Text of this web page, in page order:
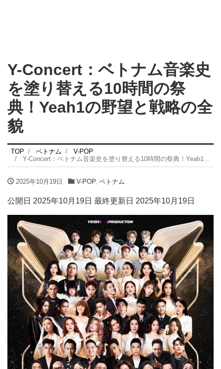
Y-Concert：ベトナム音楽史
を塗り替える10時間の祭
典！Yeah1の野望と戦略の全
貌
TOP ベトナム
V-POP
Y-Concert：ベトナム音楽史を塗り替える10時間の祭典！Yeah1の野望と戦略の全貌
2025年10月19日 V-POP, ベトナム
公開日 2025年10月19日 最終更新日 2025年10月19日